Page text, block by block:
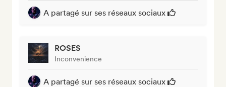
A partagé sur ses réseaux sociaux
ROSES
Inconvenience
A partagé sur ses réseaux sociaux